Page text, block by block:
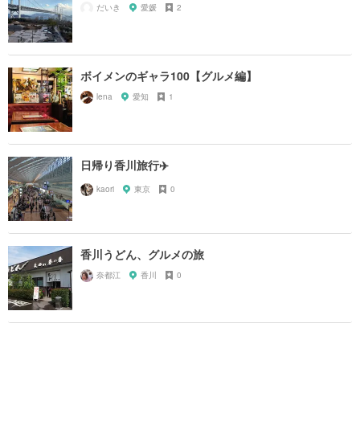
だいき 愛媛 2
ボイメンのギャラ100【グルメ編】
lena 愛知 1
日帰り香川旅行✈️
kaori 東京 0
香川うどん、グルメの旅
奈都江 香川 0